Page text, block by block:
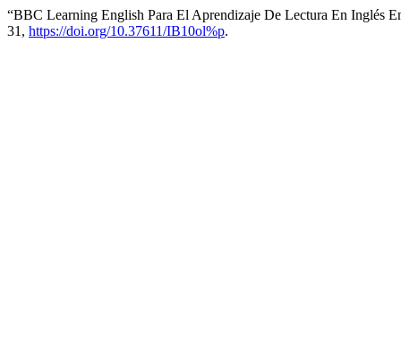
“BBC Learning English Para El Aprendizaje De Lectura En Inglés
31, https://doi.org/10.37611/IB10ol%p.